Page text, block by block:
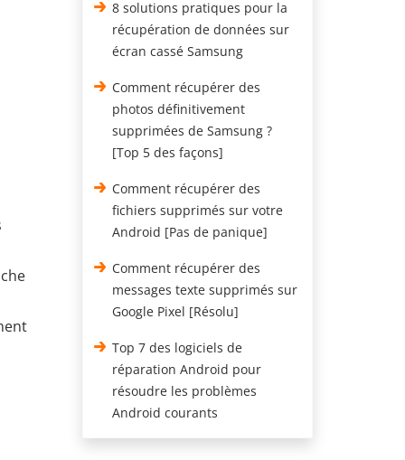
8 solutions pratiques pour la
récupération de données sur
écran cassé Samsung
Comment récupérer des
photos définitivement
supprimées de Samsung ?
[Top 5 des façons]
Comment récupérer des
fichiers supprimés sur votre
Android [Pas de panique]
Comment récupérer des
messages texte supprimés sur
Google Pixel [Résolu]
Top 7 des logiciels de
réparation Android pour
résoudre les problèmes
Android courants